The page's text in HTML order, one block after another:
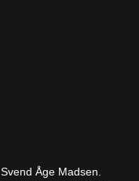
Svend Åge Madsen.